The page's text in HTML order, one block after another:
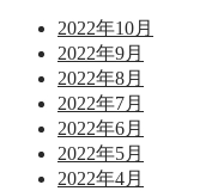
2022年10月
2022年9月
2022年8月
2022年7月
2022年6月
2022年5月
2022年4月